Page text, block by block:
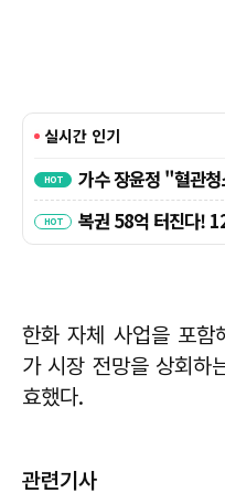
한화 자체 사업을 포함
가 시장 전망을 상회하
효했다.
관련기사